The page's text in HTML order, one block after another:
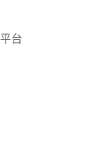
台